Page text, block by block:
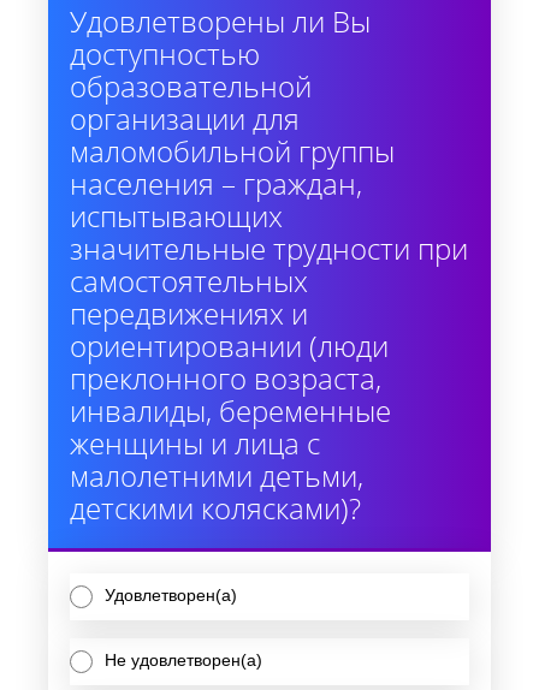
Удовлетворены ли Вы
доступностью
образовательной
организации для
маломобильной группы
населения – граждан,
испытывающих
значительные трудности при
самостоятельных
передвижениях и
ориентировании (люди
преклонного возраста,
инвалиды, беременные
женщины и лица с
малолетними детьми,
детскими колясками)?
Удовлетворен(а)
Не удовлетворен(а)